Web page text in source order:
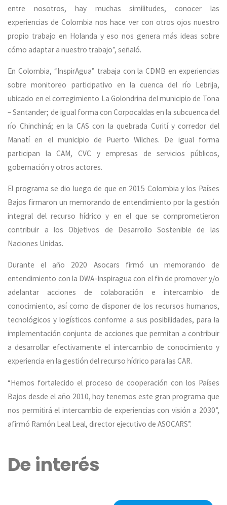
entre nosotros, hay muchas similitudes, conocer las
experiencias de Colombia nos hace ver con otros ojos nuestro
propio trabajo en Holanda y eso nos genera más ideas sobre
cómo adaptar a nuestro trabajo”, señaló.
En Colombia, “InspirAgua” trabaja con la CDMB en experiencias
sobre monitoreo participativo en la cuenca del río Lebrija,
ubicado en el corregimiento La Golondrina del municipio de Tona
– Santander; de igual forma con Corpocaldas en la subcuenca del
río Chinchiná; en la CAS con la quebrada Curití y corredor del
Manatí en el municipio de Puerto Wilches. De igual forma
participan la CAM, CVC y empresas de servicios públicos,
gobernación y otros actores.
El programa se dio luego de que en 2015 Colombia y los Países
Bajos firmaron un memorando de entendimiento por la gestión
integral del recurso hídrico y en el que se comprometieron
contribuir a los Objetivos de Desarrollo Sostenible de las
Naciones Unidas.
Durante el año 2020 Asocars firmó un memorando de
entendimiento con la DWA-Inspiragua con el fin de promover y/o
adelantar acciones de colaboración e intercambio de
conocimiento, así como de disponer de los recursos humanos,
tecnológicos y logísticos conforme a sus posibilidades, para la
implementación conjunta de acciones que permitan a contribuir
a desarrollar efectivamente el intercambio de conocimiento y
experiencia en la gestión del recurso hídrico para las CAR.
“Hemos fortalecido el proceso de cooperación con los Países
Bajos desde el año 2010, hoy tenemos este gran programa que
nos permitirá el intercambio de experiencias con visión a 2030”,
afirmó Ramón Leal Leal, director ejecutivo de ASOCARS”.
De interés